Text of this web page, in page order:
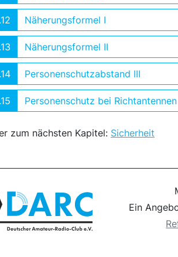
Näherungsformel I
Näherungsformel II
Personenschutzabstand III
Personenschutz bei Richtantennen
zum nächsten Kapitel: Sicherheit
Ein